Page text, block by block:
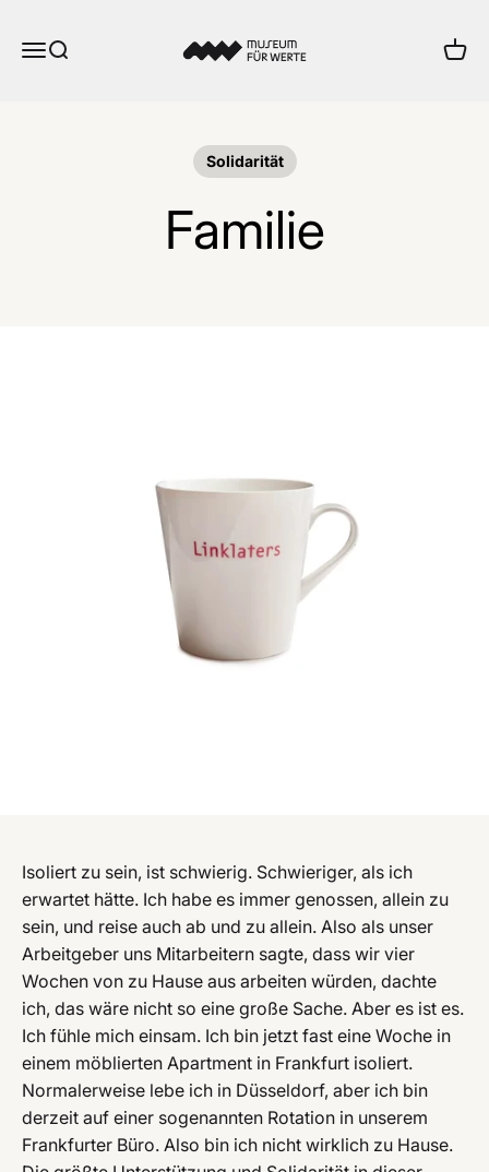
MenüSuche
Solidarität
Familie
Isoliert zu sein, ist schwierig. Schwieriger, als ich
erwartet hätte. Ich habe es immer genossen, allein zu
sein, und reise auch ab und zu allein. Also als unser
Arbeitgeber uns Mitarbeitern sagte, dass wir vier
Wochen von zu Hause aus arbeiten würden, dachte
ich, das wäre nicht so eine große Sache. Aber es ist es.
Ich fühle mich einsam. Ich bin jetzt fast eine Woche in
einem möblierten Apartment in Frankfurt isoliert.
Normalerweise lebe ich in Düsseldorf, aber ich bin
derzeit auf einer sogenannten Rotation in unserem
Frankfurter Büro. Also bin ich nicht wirklich zu Hause.